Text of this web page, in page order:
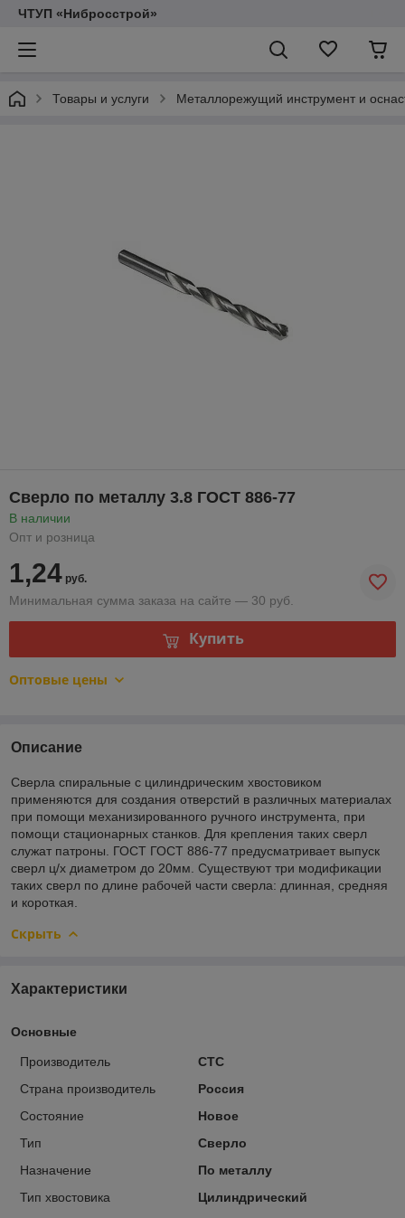
ЧТУП «Нибросстрой»
Товары и услуги Металлорежущий инструмент и
Сверло по металлу 3.8 ГОСТ 886-77
В наличии
Опт и розница
1,24 руб.
Минимальная сумма заказа на сайте — 30 руб.
Купить
Оптовые цены
Описание
Сверла спиральные с цилиндрическим хвостовиком
применяются для создания отверстий в различных материалах
при помощи механизированного ручного инструмента, при
помощи стационарных станков. Для крепления таких сверл
служат патроны. ГОСТ ГОСТ 886-77 предусматривает выпуск
сверл ц/х диаметром до 20мм. Существуют три модификации
таких сверл по длине рабочей части сверла: длинная, средняя
и короткая.
Скрыть
Характеристики
Основные
Производитель
CTC
Страна производитель
Россия
Состояние
Новое
Тип
Сверло
Назначение
По металлу
Тип хвостовика
Цилиндрический